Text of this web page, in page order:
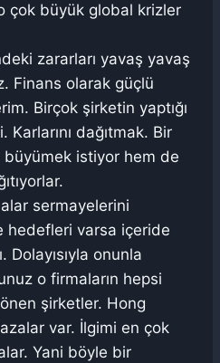
çok büyük global krizler
zararları yavaş yavaş
Finans olarak güçlü
Birçok şirketin yaptığı
dağıtmak. Bir
istiyor hem de
sermayelerini
hedefleri varsa içeride
Dolayısıyla onunla
o firmaların hepsi
şirketler. Hong
var. İlgimi en çok
Yani böyle bir